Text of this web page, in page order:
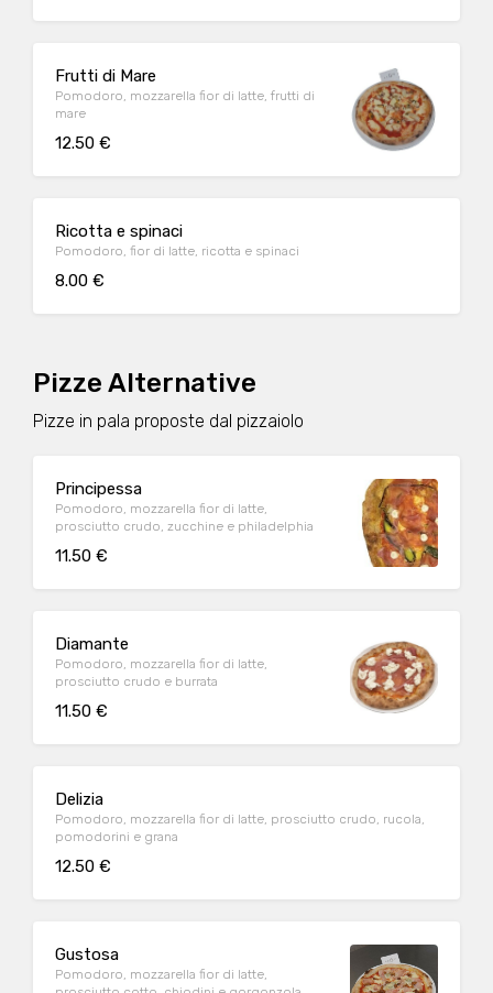
Frutti di Mare
Pomodoro, mozzarella fior di latte, frutti di
mare
12.50 €
Ricotta e spinaci
Pomodoro, fior di latte, ricotta e spinaci
8.00 €
Pizze Alternative
Pizze in pala proposte dal pizzaiolo
Principessa
Pomodoro, mozzarella fior di latte,
prosciutto crudo, zucchine e philadelphia
11.50 €
Diamante
Pomodoro, mozzarella fior di latte,
prosciutto crudo e burrata
11.50 €
Delizia
Pomodoro, mozzarella fior di latte, prosciutto crudo, rucola,
pomodorini e grana
12.50 €
Gustosa
Pomodoro, mozzarella fior di latte,